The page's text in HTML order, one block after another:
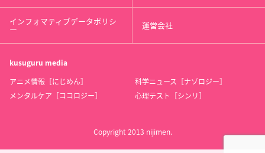
インフォマティブデータポリシ
ー 運営会社
kusuguru media
アニメ情報［にじめん］
科学ニュース［ナゾロジー］
メンタルケア［ココロジー］
心理テスト［シンリ］
Copyright 2013 nijimen.